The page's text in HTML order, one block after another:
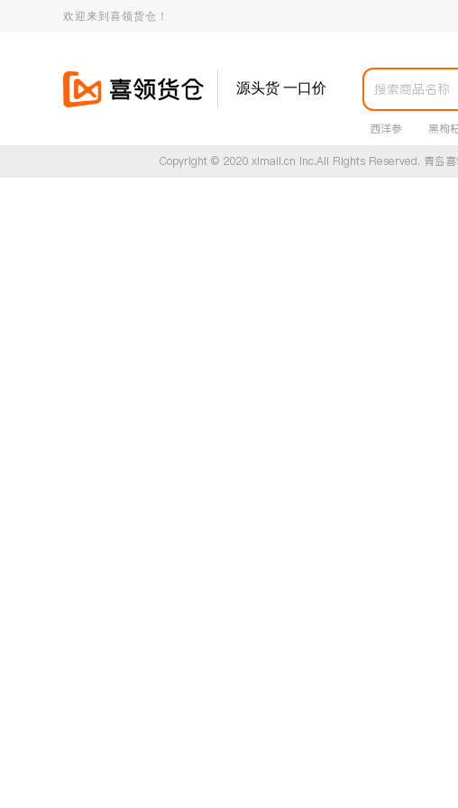
欢迎来到喜领货仓！
源头货 一口价
西洋参 黑枸
Copyright © 2020 xlmall.cn Inc.All Rights Reserved. 青岛喜